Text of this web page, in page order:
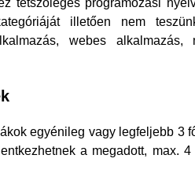
tetszőleges programozási
illetően nem
webes
egyénileg vagy legfeljebb 3
a megadott, max.